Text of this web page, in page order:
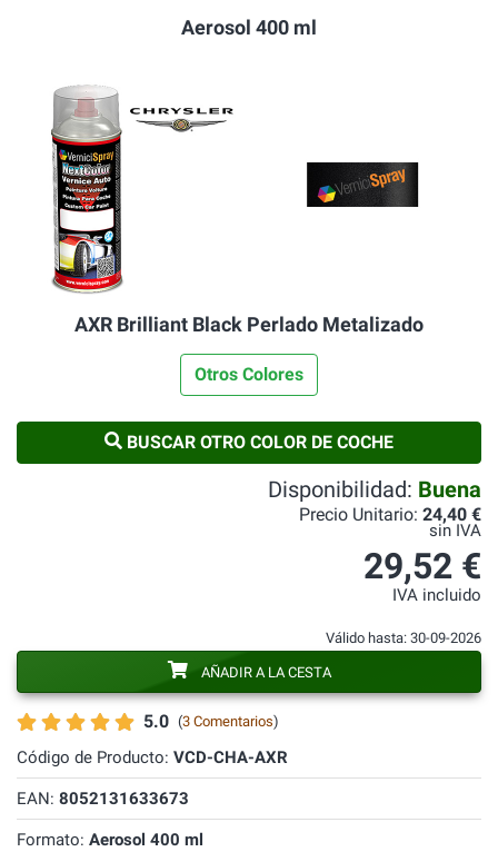
Aerosol 400 ml
AXR Brilliant Black Perlado Metalizado
Otros Colores
BUSCAR OTRO COLOR DE COCHE
5.0 (3 Comentarios)
Código de Producto: VCD-CHA-AXR
EAN: 8052131633673
Formato: Aerosol 400 ml
Disponibilidad: Buena
Precio Unitario: 24,40 €
sin IVA
29,52 €
IVA incluido
Válido hasta: 30-09-2026
AÑADIR A LA CESTA